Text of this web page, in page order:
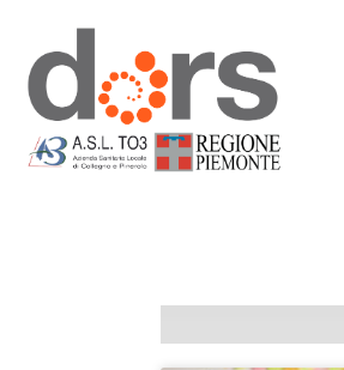
Vai
al
contenuto